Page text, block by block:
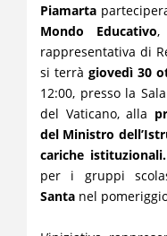
Piamarta
Mondo Educativo,
rappresentativa di
si terrà giovedì 30
12:00, presso la
del Vaticano, alla
del Ministro
cariche istituzionali.
per i gruppi
Santa nel